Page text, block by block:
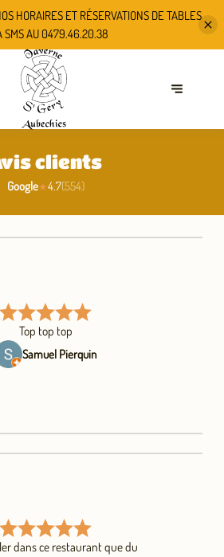
HORAIRES ET RÉSERVATIONS DE TABLES
SMS AU 0479.46.20.38
clients
Google★4.7(554)
Top top top
Samuel Pierquin
dans ce restaurant que du